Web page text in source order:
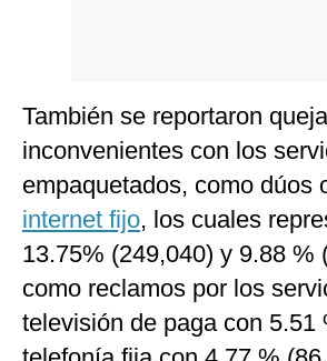
También se reportaron
inconvenientes con los
empaquetados, como dúos
internet fijo, los cuales
13.75% (249,040) y 9.88 %
como reclamos por los
televisión de paga con 5.51